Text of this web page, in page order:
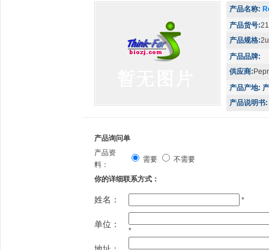
产品名称:
产品货号:
产品规格:
产品品牌:
供应商:
产品产地:
产品说明书:
产品询问单
产品资
料：
需要 不需要
你的详细联系方式：
姓名： *
单位：
*